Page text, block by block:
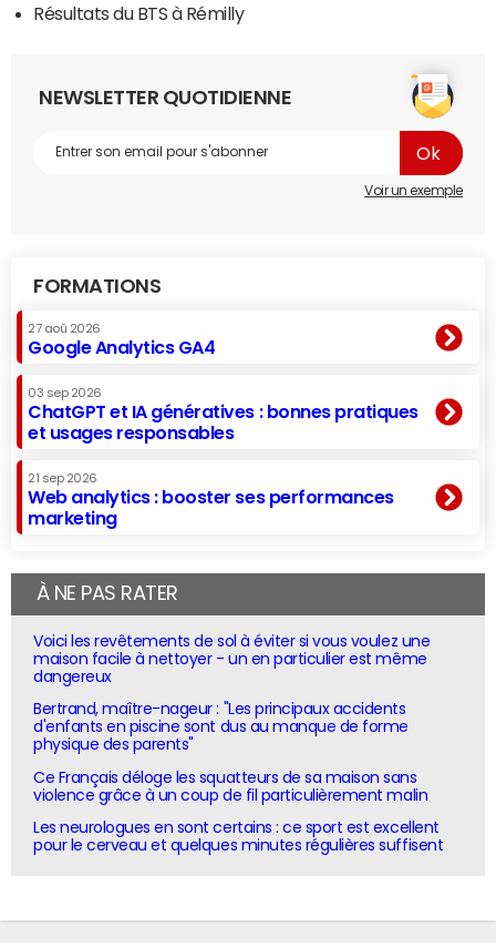
Résultats du BTS à Rémilly
NEWSLETTER QUOTIDIENNE
Voir un exemple
FORMATIONS
27 aoû 2026
Google Analytics GA4
03 sep 2026
ChatGPT et IA génératives : bonnes pratiques
et usages responsables
21 sep 2026
Web analytics : booster ses performances
marketing
À NE PAS RATER
Voici les revêtements de sol à éviter si vous voulez une
maison facile à nettoyer - un en particulier est même
dangereux
Bertrand, maître-nageur : "Les principaux accidents
d'enfants en piscine sont dus au manque de forme
physique des parents"
Ce Français déloge les squatteurs de sa maison sans
violence grâce à un coup de fil particulièrement malin
Les neurologues en sont certains : ce sport est excellent
pour le cerveau et quelques minutes régulières suffisent